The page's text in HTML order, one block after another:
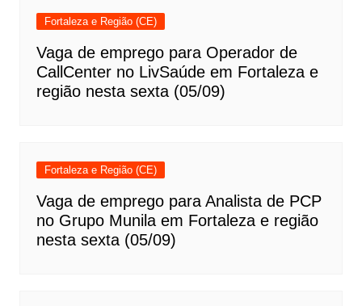
Fortaleza e Região (CE)
Vaga de emprego para Operador de
CallCenter no LivSaúde em Fortaleza e
região nesta sexta (05/09)
Fortaleza e Região (CE)
Vaga de emprego para Analista de PCP
no Grupo Munila em Fortaleza e região
nesta sexta (05/09)